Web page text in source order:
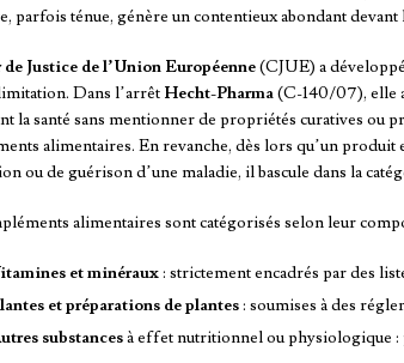
parfois ténue, génère un contentieux abondant
de Justice de l’Union Européenne(CJUE) a
Dans l’arrêt Hecht-Pharma(C-140/07), elle
la santé sans mentionner de propriétés curatives ou
alimentaires. En revanche, dès lors qu’un
ou de guérison d’une maladie, il bascule dans la
alimentaires sont catégorisés selon leur
et minéraux: strictement encadrés par des
et préparations de plantes: soumises à des
substancesà effet nutritionnel ou physiologique :